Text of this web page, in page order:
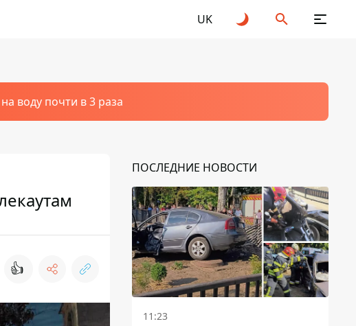
UK
воду почти в 3 раза
👍
ПОСЛЕДНИЕ НОВОСТИ
11:23